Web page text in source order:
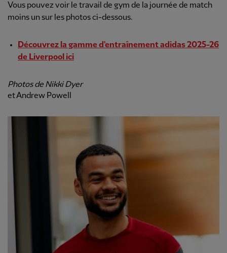
Vous pouvez voir le travail de gym de la journée de match
moins un sur les photos ci-dessous.
Découvrez la gamme d'entraînement adidas 2025-26
de Liverpool ici
Photos de Nikki Dyer
et Andrew Powell